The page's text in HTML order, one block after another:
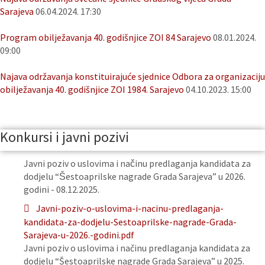
Sarajeva 06.04.2024. 17:30
Program obilježavanja 40. godišnjice ZOI 84 Sarajevo 08.01.2024.
09:00
Najava održavanja konstituirajuće sjednice Odbora za organizaciju
obilježavanja 40. godišnjice ZOI 1984. Sarajevo 04.10.2023. 15:00
Konkursi i javni pozivi
Javni poziv o uslovima i načinu predlaganja kandidata za
dodjelu “Šestoaprilske nagrade Grada Sarajeva” u 2026.
godini - 08.12.2025.
Javni-poziv-o-uslovima-i-nacinu-predlaganja-
kandidata-za-dodjelu-Sestoaprilske-nagrade-Grada-
Sarajeva-u-2026.-godini.pdf
Javni poziv o uslovima i načinu predlaganja kandidata za
dodjelu “Šestoaprilske nagrade Grada Sarajeva” u 2025.